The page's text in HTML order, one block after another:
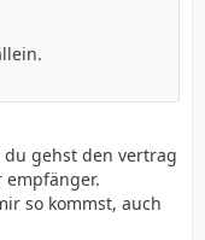
gehst den vertrag
so kommst, auch